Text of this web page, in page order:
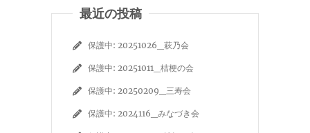
最近の投稿
保護中: 20251026_萩乃会
保護中: 20251011_桔梗の会
保護中: 20250209_三寿会
保護中: 2024116_みなづき会